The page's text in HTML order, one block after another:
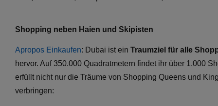
Shopping neben Haien und Skipisten
Apropos Einkaufen: Dubai ist ein Traumziel für alle
hervor. Auf 350.000 Quadratmetern findet ihr über 1.000
erfüllt nicht nur die Träume von Shopping Queens und
verbringen: